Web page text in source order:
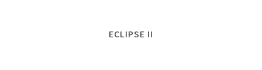
ECLIPSE II